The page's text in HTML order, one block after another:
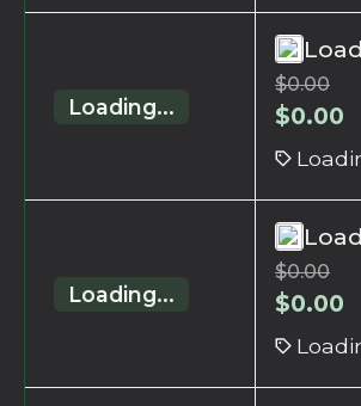
Loading...
$0.00
$0.00
Loading...
$0.00
$0.00